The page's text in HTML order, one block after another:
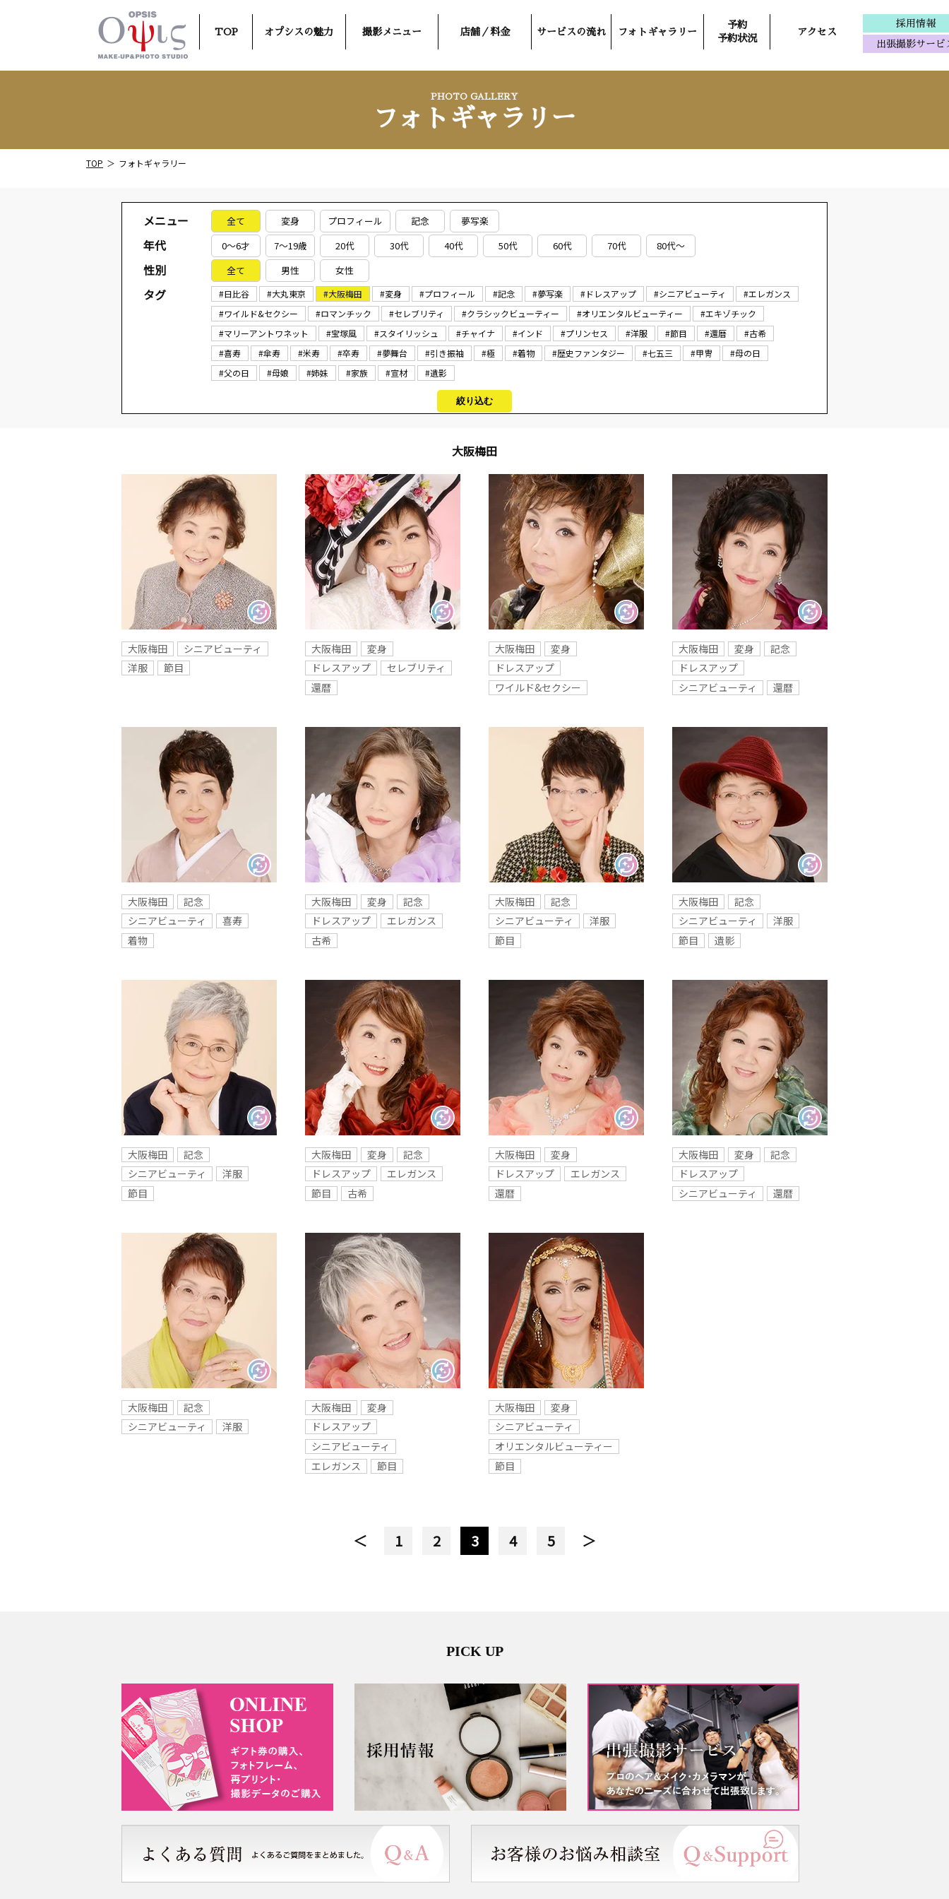
TOP オプシスの魅力 撮影メニュー 店舗／料金 サービスの流れ フォトギャラリー
予約
予約状況
アクセス
採用情報
出張撮影サービ
PHOTO GALLERY
フォトギャラリー
TOP フォトギャラリー
メニュー 全て 変身 プロフィール 記念 夢写楽
年代 0～6才 7～19歳 20代 30代 40代 50代 60代 70代 80代～
性別 全て 男性 女性
タグ #日比谷 #大丸東京 #大阪梅田 #変身 #プロフィール #記念 #夢写楽 #ドレスアップ #シニアビューティ
#エレガンス
#ワイルド&セクシー
#ロマンチック #セレブリティ #クラシックビューティー #オリエンタルビューティー
#エキゾチック
#マリーアントワネット
#宝塚風 #スタイリッシュ #チャイナ #インド #プリンセス #洋服 #節目 #還暦
#古希
#喜寿
#傘寿 #米寿 #卒寿 #夢舞台 #引き振袖 #極 #着物 #歴史ファンタジー #七五三 #甲冑
#母の日
#父の日
#母娘 #姉妹 #家族 #宣材 #遺影
絞り込む
大阪梅田
大阪梅田
シニアビューティ
洋服
節目
大阪梅田
変身
ドレスアップ
セレブリティ
還暦
大阪梅田
変身
ドレスアップ
ワイルド&セクシー
大阪梅田 変身
記念
ドレスアップ
シニアビューティ
還暦
大阪梅田
記念
シニアビューティ
喜寿
着物
大阪梅田 変身
記念
ドレスアップ
エレガンス
古希
大阪梅田
記念
シニアビューティ
洋服
節目
大阪梅田
記念
シニアビューティ
洋服
節目
遺影
大阪梅田
記念
シニアビューティ
洋服
節目
大阪梅田 変身
記念
ドレスアップ
エレガンス
節目
古希
大阪梅田
変身
ドレスアップ
エレガンス
還暦
大阪梅田 変身
記念
ドレスアップ
シニアビューティ
還暦
大阪梅田
記念
シニアビューティ
洋服
大阪梅田
変身
ドレスアップ
シニアビューティ
エレガンス
節目
大阪梅田
変身
シニアビューティ
オリエンタルビューティー
節目
＜ 1 2 3 4 5 ＞
PICK UP